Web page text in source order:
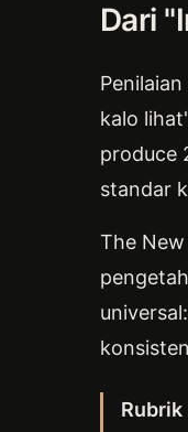
Dari
kalo
produce
standar
The
Rubrik